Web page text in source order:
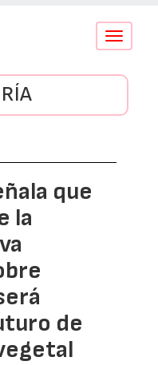
Conmutar
que
la
de